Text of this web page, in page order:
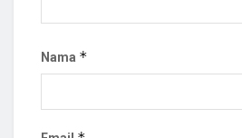
Nama *